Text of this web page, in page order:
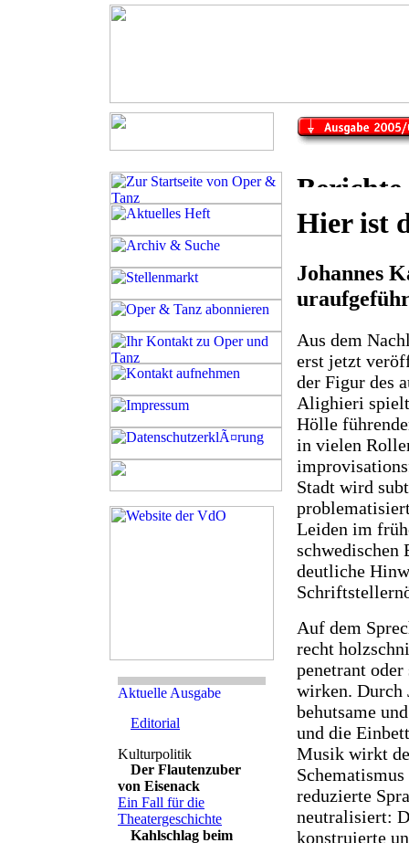
Editorial
Der Flautenzuber
von Eisenack
Ein Fall für die
Theatergeschichte
Kahlschlag beim
Hier ist
Johannes
Aus dem
erst jetzt
der Figur des
Alighieri
Hölle
in vielen
Stadt wird
Leiden im
schwedischen
deutliche
Auf dem
recht
penetrant
wirken. Durch
behutsame
und die
Musik wirkt
reduzierte
neutralisiert:
konstruierte